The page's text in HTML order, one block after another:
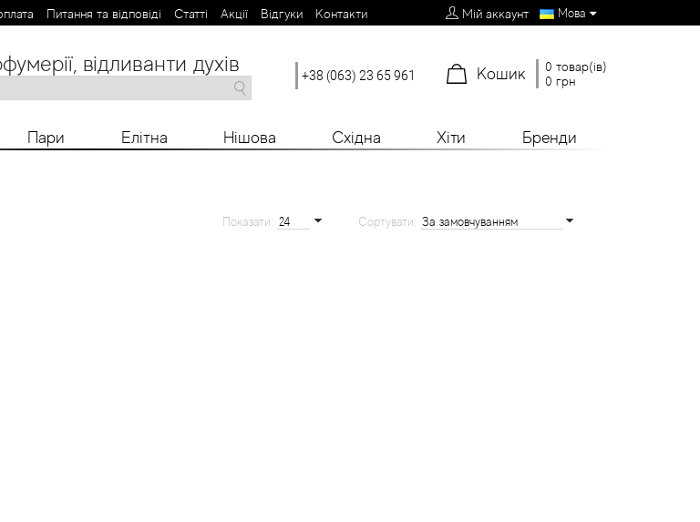
Питання та відповіді Статті Aкції Відгуки Контакти Мій аккаунт Мова
T V X Y Z
відливанти духів +38 (063) 23 65 961 Кошик
0 товар(ів)
0 грн
Пари Елітна Нішова Східна Хіти Бренди
Показати: Сортувати: